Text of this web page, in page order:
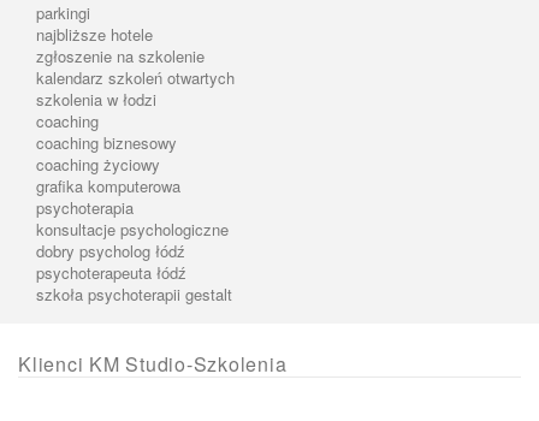
parkingi
najbliższe hotele
zgłoszenie na szkolenie
kalendarz szkoleń otwartych
szkolenia w łodzi
coaching
coaching biznesowy
coaching życiowy
grafika komputerowa
psychoterapia
konsultacje psychologiczne
dobry psycholog łódź
psychoterapeuta łódź
szkoła psychoterapii gestalt
Klienci KM Studio-Szkolenia